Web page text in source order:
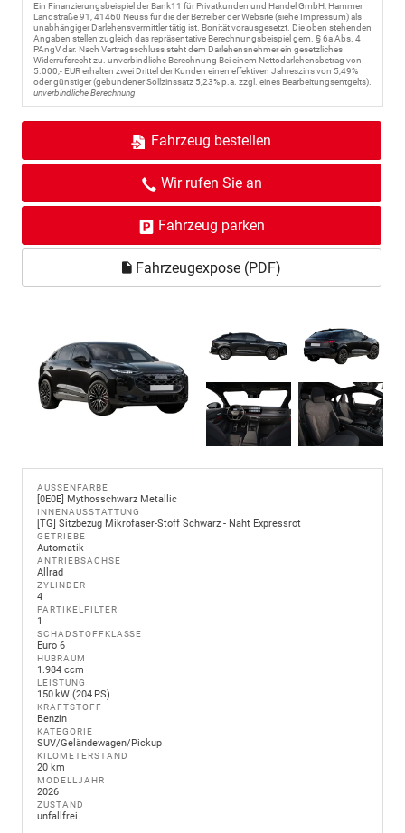
Ein Finanzierungsbeispiel der Bank11 für Privatkunden und Handel GmbH, Hammer
Landstraße 91, 41460 Neuss für die der Betreiber der Website (siehe Impressum) als
unabhängiger Darlehensvermittler tätig ist. Bonität vorausgesetzt. Die oben stehenden
Angaben stellen zugleich das repräsentative Berechnungsbeispiel gem. § 6a Abs. 4
PAngV dar. Nach Vertragsschluss steht dem Darlehensnehmer ein gesetzliches
Widerrufsrecht zu. unverbindliche Berechnung Bei einem Nettodarlehensbetrag von
5.000,- EUR erhalten zwei Drittel der Kunden einen effektiven Jahreszins von 5,49%
oder günstiger (gebundener Sollzinssatz 5,23% p.a. zzgl. eines Bearbeitungsentgelts).
unverbindliche Berechnung
Fahrzeug bestellen
Wir rufen Sie an
Fahrzeug parken
Fahrzeugexpose (PDF)
AUSSENFARBE
[0E0E] Mythosschwarz Metallic
INNENAUSSTATTUNG
[TG] Sitzbezug Mikrofaser-Stoff Schwarz - Naht Expressrot
GETRIEBE
Automatik
ANTRIEBSACHSE
Allrad
ZYLINDER
4
PARTIKELFILTER
1
SCHADSTOFFKLASSE
Euro 6
HUBRAUM
1.984 ccm
LEISTUNG
150 kW (204 PS)
KRAFTSTOFF
Benzin
KATEGORIE
SUV/Geländewagen/Pickup
KILOMETERSTAND
20 km
MODELLJAHR
2026
ZUSTAND
unfallfrei